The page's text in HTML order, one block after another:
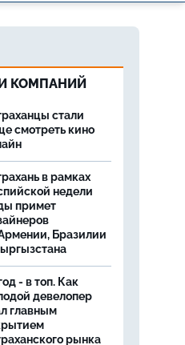
КОМПАНИЙ
стали
смотреть кино
в рамках
недели
примет
Бразилии
- в топ. Как
девелопер
главным
рынка